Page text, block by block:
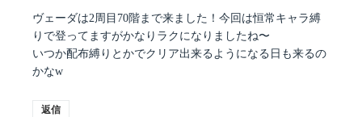
ヴェーダは2周目70階まで来ました！今回は恒常キャラ縛
りで登ってますがかなりラクになりましたね〜
いつか配布縛りとかでクリア出来るようになる日も来るの
かなw
返信